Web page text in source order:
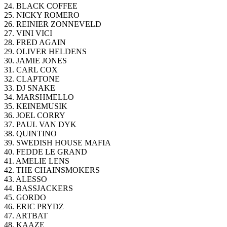
24. BLACK COFFEE
25. NICKY ROMERO
26. REINIER ZONNEVELD
27. VINI VICI
28. FRED AGAIN
29. OLIVER HELDENS
30. JAMIE JONES
31. CARL COX
32. CLAPTONE
33. DJ SNAKE
34. MARSHMELLO
35. KEINEMUSIK
36. JOEL CORRY
37. PAUL VAN DYK
38. QUINTINO
39. SWEDISH HOUSE MAFIA
40. FEDDE LE GRAND
41. AMELIE LENS
42. THE CHAINSMOKERS
43. ALESSO
44. BASSJACKERS
45. GORDO
46. ERIC PRYDZ
47. ARTBAT
48. KAAZE